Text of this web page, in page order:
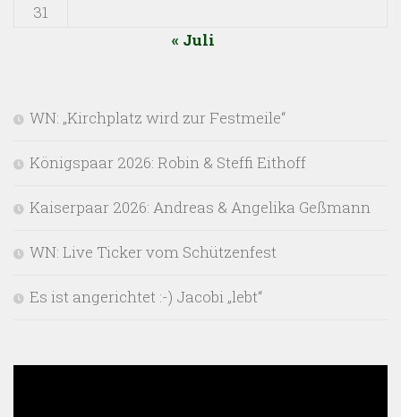
31
« Juli
WN: „Kirchplatz wird zur Festmeile“
Königspaar 2026: Robin & Steffi Eithoff
Kaiserpaar 2026: Andreas & Angelika Geßmann
WN: Live Ticker vom Schützenfest
Es ist angerichtet :-) Jacobi „lebt“